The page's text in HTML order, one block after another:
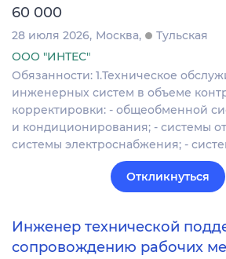
60 000
28 июля 2026 Москва
Тульская
ООО "ИНТЕС"
Обязанности: 1.Техническое
инженерных систем в объеме
корректировки: - общеобменной
и кондиционирования; - системы
системы электроснабжения; -
Откликнуться
Инженер технической
сопровождению рабочих